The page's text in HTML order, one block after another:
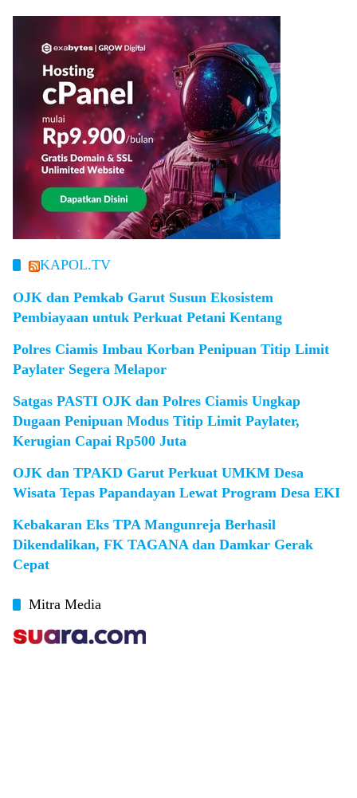
KAPOL.TV
OJK dan Pemkab Garut Susun Ekosistem
Pembiayaan untuk Perkuat Petani Kentang
Polres Ciamis Imbau Korban Penipuan Titip Limit
Paylater Segera Melapor
Satgas PASTI OJK dan Polres Ciamis Ungkap
Dugaan Penipuan Modus Titip Limit Paylater,
Kerugian Capai Rp500 Juta
OJK dan TPAKD Garut Perkuat UMKM Desa
Wisata Tepas Papandayan Lewat Program Desa EKI
Kebakaran Eks TPA Mangunreja Berhasil
Dikendalikan, FK TAGANA dan Damkar Gerak
Cepat
Mitra Media